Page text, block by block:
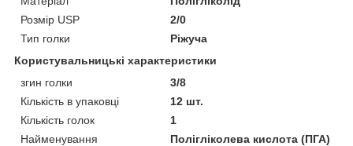
Розмір USP
2/0
Тип голки
Ріжуча
Користувальницькі характеристики
згин голки
3/8
Кількість в упаковці
12 шт.
Кількість голок
1
Найменування
Полігліколева кислота (ПГА)